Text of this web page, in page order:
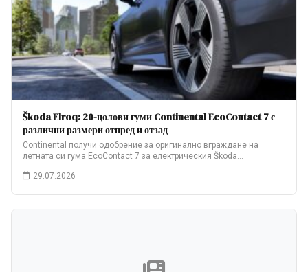
Škoda Elroq: 20-цолови гуми Continental EcoContact 7 с
различни размери отпред и отзад
Continental получи одобрение за оригинално вграждане на
летната си гума EcoContact 7 за електрическия Škoda…
29.07.2026